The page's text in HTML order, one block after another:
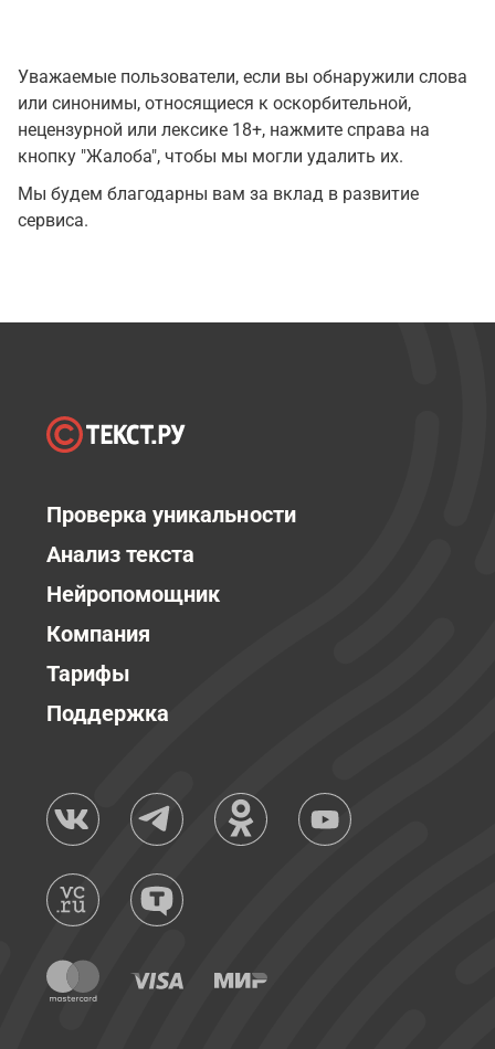
Уважаемые пользователи, если вы обнаружили слова
или синонимы, относящиеся к оскорбительной,
нецензурной или лексике 18+, нажмите справа на
кнопку "Жалоба", чтобы мы могли удалить их.
Мы будем благодарны вам за вклад в развитие
сервиса.
Проверка уникальности
Анализ текста
Нейропомощник
Компания
Тарифы
Поддержка